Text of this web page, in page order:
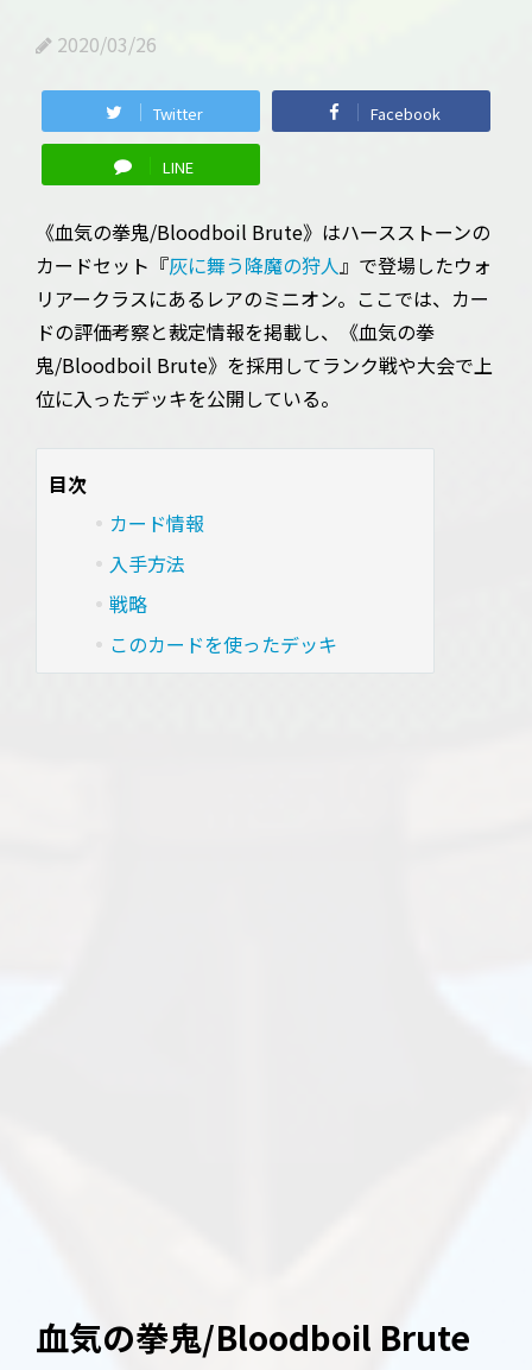
2020/03/26
Twitter Facebook
LINE
《血気の拳鬼/Bloodboil Brute》はハースストーンの
カードセット『灰に舞う降魔の狩人』で登場したウォ
リアークラスにあるレアのミニオン。ここでは、カー
ドの評価考察と裁定情報を掲載し、《血気の拳
鬼/Bloodboil Brute》を採用してランク戦や大会で上
位に入ったデッキを公開している。
目次
カード情報
入手方法
戦略
このカードを使ったデッキ
血気の拳鬼/Bloodboil Brute